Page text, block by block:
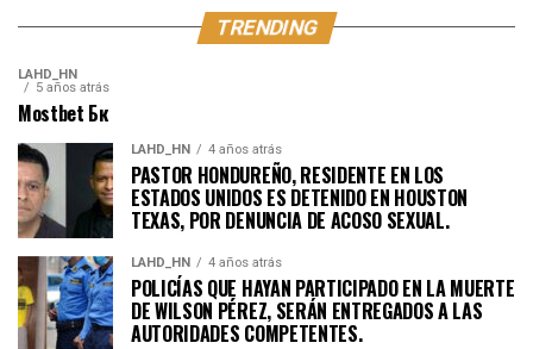
TRENDING
LAHD_HN
5 años atrás
Mostbet Бк
LAHD_HN 4 años atrás
PASTOR HONDUREÑO, RESIDENTE EN LOS
ESTADOS UNIDOS ES DETENIDO EN HOUSTON
TEXAS, POR DENUNCIA DE ACOSO SEXUAL.
LAHD_HN 4 años atrás
POLICÍAS QUE HAYAN PARTICIPADO EN LA MUERTE
DE WILSON PÉREZ, SERÁN ENTREGADOS A LAS
AUTORIDADES COMPETENTES.